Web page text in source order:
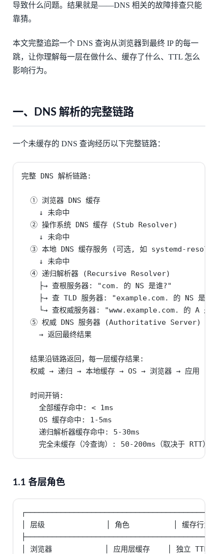
导致什么问题。结果就是——DNS 相关的故障排查只能
靠猜。
本文完整追踪一个 DNS 查询从浏览器到最终 IP 的每一
跳，让你理解每一层在做什么、缓存了什么、TTL 怎么
影响行为。
一、DNS 解析的完整链路
一个未缓存的 DNS 查询经历以下完整链路：
完整 DNS 解析链路:
  ① 浏览器 DNS 缓存
    ↓ 未命中
  ② 操作系统 DNS 缓存 (Stub Resolver)
    ↓ 未命中
③ 本地 DNS 缓存服务 (可选, 如 systemd-
    ↓ 未命中
  ④ 递归解析器 (Recursive Resolver)
    ├→ 查根服务器: "com. 的 NS 是谁?"
├→ 查 TLD 服务器: "example.com. 的 NS 是谁
└→ 查权威服务器: "www.example.com. 的 A 是
  ⑤ 权威 DNS 服务器 (Authoritative Server)
    → 返回最终结果
  结果沿链路返回，每一层缓存结果:
  权威 → 递归 → 本地缓存 → OS → 浏览器 → 应用
  时间开销:
    全部缓存命中: < 1ms
    OS 缓存命中: 1-5ms
    递归解析器缓存命中: 5-30ms
    完全未缓存（冷查询）: 50-200ms（取决于 RTT）
1.1 各层角色
│ 层级              │ 角色          │ 缓存行
│ 浏览器            │ 应用层缓存    │ 独立